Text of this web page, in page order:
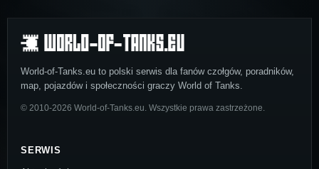
World-of-Tanks.eu to polski serwis dla fanów czołgów, poradników,
map, pojazdów i społeczności graczy World of Tanks.
© 2010-2026 World-of-Tanks.eu. Wszystkie prawa zastrzeżone.
SERWIS